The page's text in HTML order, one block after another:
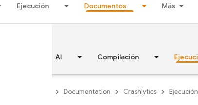
Ejecución Documentos Más
AI Compilación
Documentation Crashlytics Ejecución